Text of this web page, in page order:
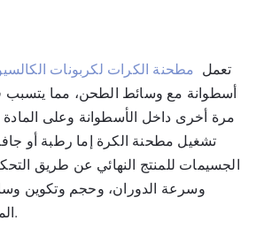
تعمل مطحنة الكرات لكربونات
أسطوانة مع وسائط الطحن، مما
مرة أخرى داخل الأسطوانة وعلى المادة
تشغيل مطحنة الكرة إما رطبة أو
الجسيمات للمنتج النهائي عن طريق
وسرعة الدوران، وحجم وتكوين
المضافة، وما إلى ذلك.